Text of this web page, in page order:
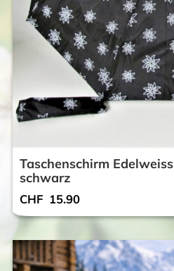
Taschenschirm Edelweiss
schwarz
CHF 15.90